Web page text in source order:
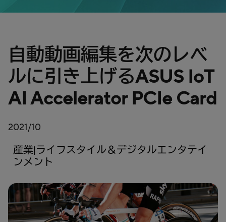
自動動画編集を次のレベ
ルに引き上げるASUS IoT
AI Accelerator PCIe Card
2021/10
産業|ライフスタイル＆デジタルエンタテイ
ンメント